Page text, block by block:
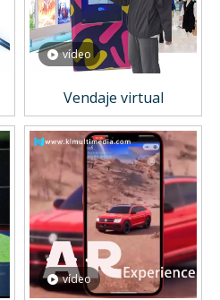
vídeo
Vendaje virtual
vídeo